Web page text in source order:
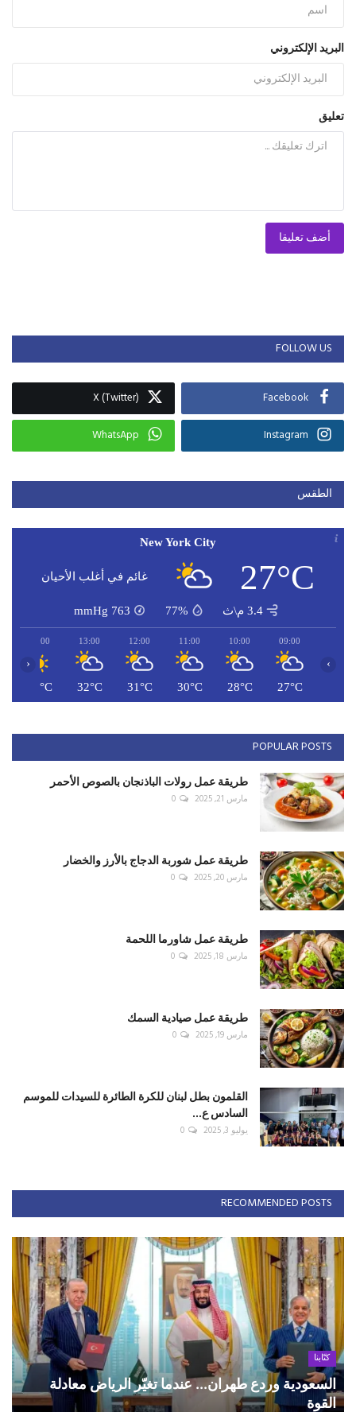
البريد الإلكتروني
تعليق
أضف تعليقا
FOLLOW US
Facebook
X (Twitter)
Instagram
WhatsApp
الطقس
New York City
27°C غائم في أغلب الأحيان
3.4 م\ث 77%
763
mmHg
09:00
27°C
10:00
28°C
11:00
30°C
12:00
31°C
13:00
32°C
14:00
32°C
‹ ›
POPULAR POSTS
طريقة عمل رولات الباذنجان بالصوص الأحمر
مارس 21, 2025 0
طريقة عمل شوربة الدجاج بالأرز والخضار
مارس 20, 2025 0
طريقة عمل شاورما اللحمة
مارس 18, 2025 0
طريقة عمل صيادية السمك
مارس 19, 2025 0
القلمون بطل لبنان للكرة الطائرة للسيدات للموسم
السادس ع...
يوليو 3, 2025 0
RECOMMENDED POSTS
كتّابنا
السعودية وردع طهران... عندما تغيّر الرياض معادلة
القوة